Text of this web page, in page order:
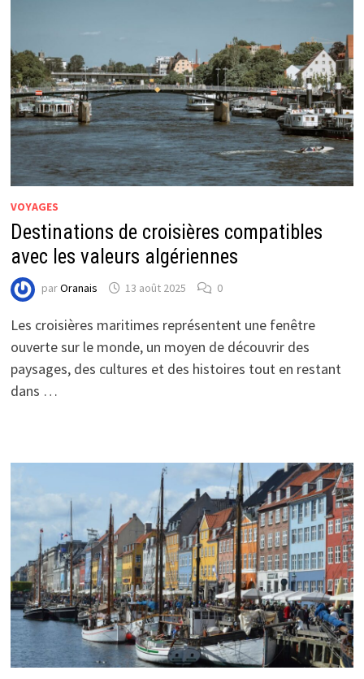
VOYAGES
Destinations de croisières compatibles
avec les valeurs algériennes
parOranais 13 août 2025 0
Les croisières maritimes représentent une fenêtre
ouverte sur le monde, un moyen de découvrir des
paysages, des cultures et des histoires tout en restant
dans …